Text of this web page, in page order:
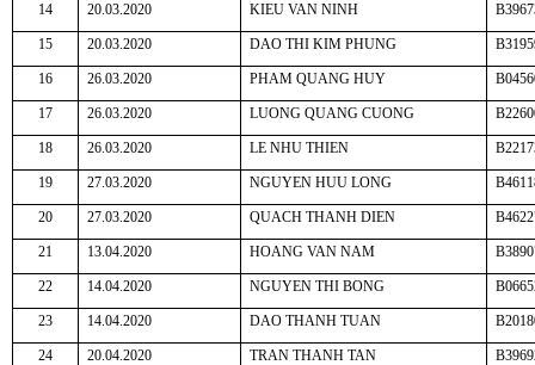
14 20.03.2020 KIEU VAN NINH
15 20.03.2020 DAO THI KIM PHUNG
16 26.03.2020 PHAM QUANG HUY
17 26.03.2020 LUONG QUANG CUONG
18 26.03.2020 LE NHU THIEN
19 27.03.2020 NGUYEN HUU LONG
20 27.03.2020 QUACH THANH DIEN
21 13.04.2020 HOANG VAN NAM
22 14.04.2020 NGUYEN THI BONG
23 14.04.2020 DAO THANH TUAN
24 20.04.2020 TRAN THANH TAN